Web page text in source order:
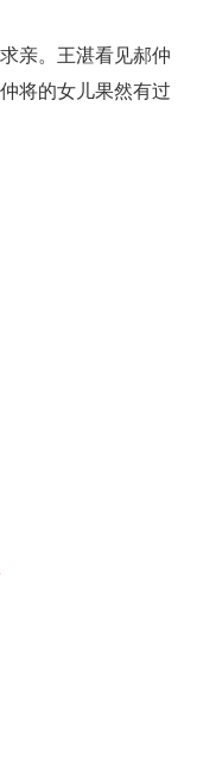
亲。王湛看见郝仲
将的女儿果然有过